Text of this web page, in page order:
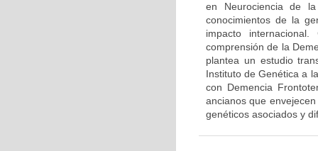
en Neurociencia de
conocimientos de la
impacto
comprensión de la
plantea un estudio
Instituto de Genética a
con Demencia
ancianos que
genéticos asociados y